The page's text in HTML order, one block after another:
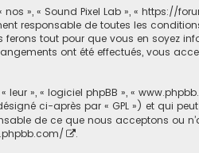
», « Sound Pixel Lab », « https://
responsable de toutes les
tout pour que vous en soyez
ont été effectués, vous
», « logiciel phpBB », «
ci-après par « GPL ») et qui
de ce que nous acceptons ou
.